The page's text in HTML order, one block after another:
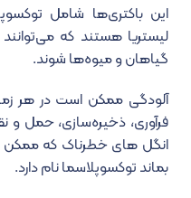
این باکتری‌ها شامل
لیستریا هستند که
گیاهان و میوه‌ها شوند.
آلودگی ممکن است در هر
فرآوری، ذخیره‌سازی، حمل و
انگل های خطرناک که ممکن
بماند توکسوپلاسما نام دارد.